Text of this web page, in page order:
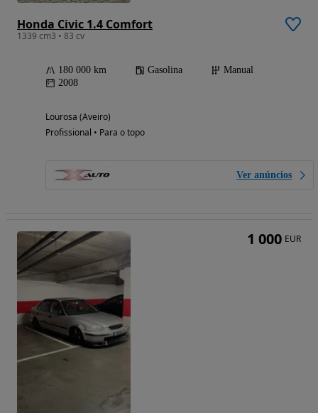
Honda Civic 1.4 Comfort
1339 cm3 • 83 cv
180 000 km Gasolina
Manual
2008
Lourosa (Aveiro)
Profissional • Para o topo
Ver anúncios
1 000 EUR